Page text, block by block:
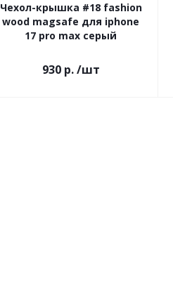
Чехол-крышка #18 fashion
wood magsafe для iphone
17 pro max серый
930 р. /шт